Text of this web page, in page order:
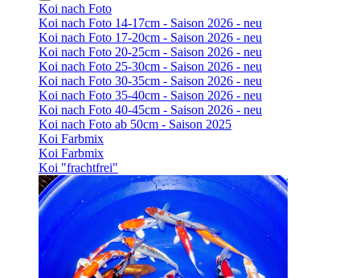
Koi nach Foto
Koi nach Foto 14-17cm - Saison 2026 - neu
Koi nach Foto 17-20cm - Saison 2026 - neu
Koi nach Foto 20-25cm - Saison 2026 - neu
Koi nach Foto 25-30cm - Saison 2026 - neu
Koi nach Foto 30-35cm - Saison 2026 - neu
Koi nach Foto 35-40cm - Saison 2026 - neu
Koi nach Foto 40-45cm - Saison 2026 - neu
Koi nach Foto ab 50cm - Saison 2025
Koi Farbmix
Koi Farbmix
Koi "frachtfrei"